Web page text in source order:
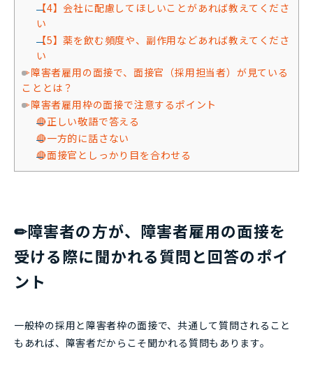
【4】会社に配慮してほしいことがあれば教えてくださ
い
【5】薬を飲む頻度や、副作用などあれば教えてくださ
い
✏障害者雇用の面接で、面接官（採用担当者）が見ている
こととは？
✏障害者雇用枠の面接で注意するポイント
🔴正しい敬語で答える
🔴一方的に話さない
🔴面接官としっかり目を合わせる
✏障害者の方が、障害者雇用の面接を
受ける際に聞かれる質問と回答のポイ
ント
一般枠の採用と障害者枠の面接で、共通して質問されること
もあれば、障害者だからこそ聞かれる質問もあります。